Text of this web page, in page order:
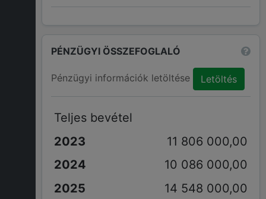
PÉNZÜGYI ÖSSZEFOGLALÓ
Pénzügyi információk letöltése Letöltés
Teljes bevétel
11 806 000,00
10 086 000,00
14 548 000,00